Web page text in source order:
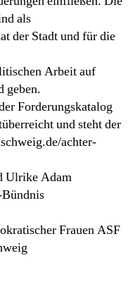
als
der Stadt und für die
Arbeit auf
geben.
Forderungskatalog
und steht der
achter-
Ulrike Adam
Frauen ASF